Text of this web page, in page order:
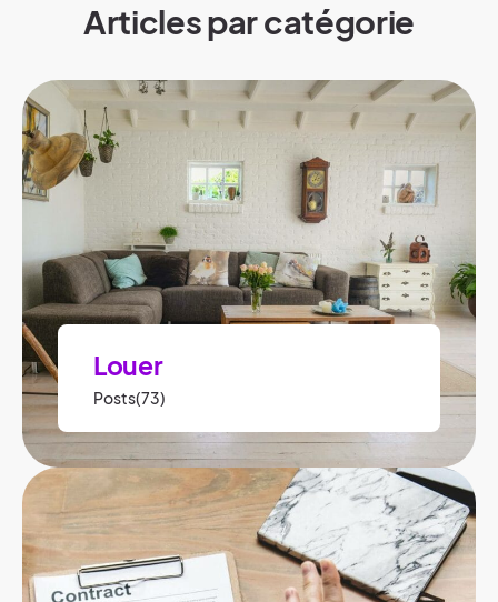
Articles par catégorie
Louer
Posts(73)